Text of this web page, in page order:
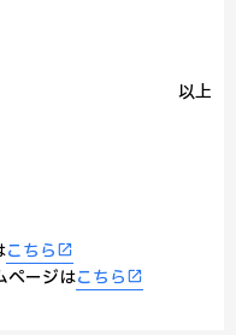
以上
こちら
ページはこちら